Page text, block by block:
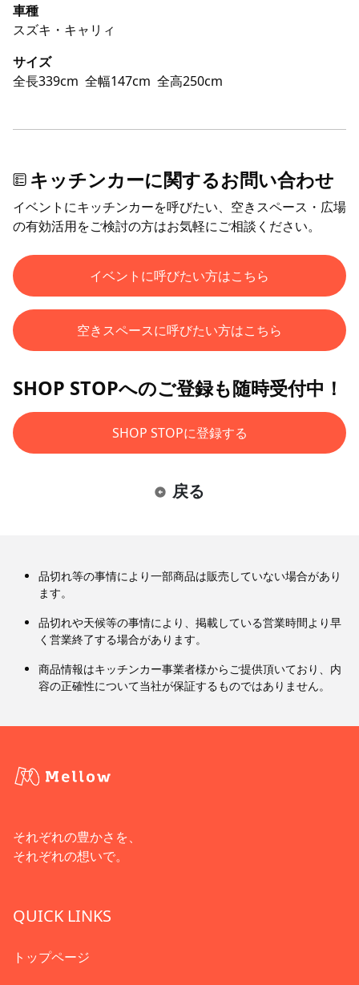
車種
スズキ・キャリィ
サイズ
全長339cm 全幅147cm 全高250cm
キッチンカーに関するお問い合わせ
イベントにキッチンカーを呼びたい、空きスペース・広場
の有効活用をご検討の方はお気軽にご相談ください。
イベントに呼びたい方はこちら
空きスペースに呼びたい方はこちら
SHOP STOPへのご登録も随時受付中！
SHOP STOPに登録する
戻る
品切れ等の事情により一部商品は販売していない場合があり
ます。
品切れや天候等の事情により、掲載している営業時間より早
く営業終了する場合があります。
商品情報はキッチンカー事業者様からご提供頂いており、内
容の正確性について当社が保証するものではありません。
それぞれの豊かさを、
それぞれの想いで。
QUICK LINKS
トップページ